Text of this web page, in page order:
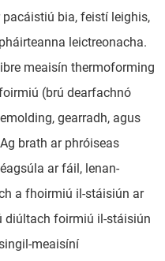
bia, feistí leighis,
leictreonacha.
meaisín thermoforming
(brú dearfachnó
gearradh, agus
brath ar phróiseas
ar fáil, lenan-
a fhoirmiú il-stáisiún ar
diúltach foirmiú il-stáisiún
meaisíní